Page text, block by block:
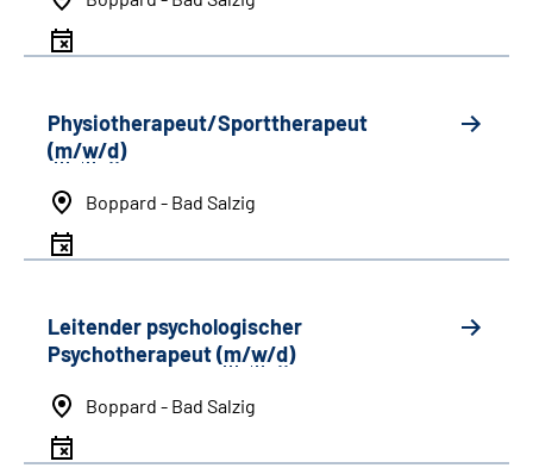
Physiotherapeut/Sporttherapeut
(m/w/d)
Boppard - Bad Salzig
Leitender psychologischer
Psychotherapeut (m/w/d)
Boppard - Bad Salzig